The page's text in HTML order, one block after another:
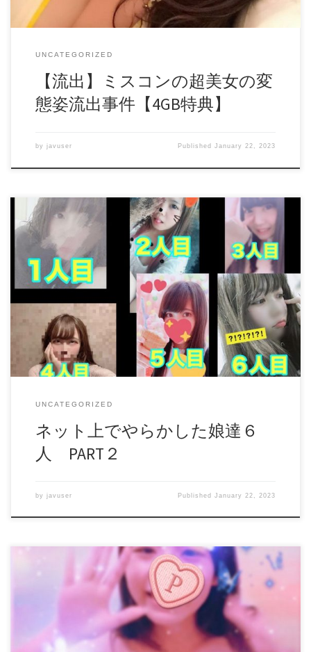
daofile509141.rar – 310.5 MB509142.rar – 189.8 MB509143.rar – 1.4
GB
UNCATEGORIZED
【流出】ミスコンの超美女の変
態姿流出事件【4GB特典】
by javuser PublishedJanuary 22, 2023
ネット上でやらかした娘達６人 PART２ 前回ご紹介したネ
ット上でやらかした娘達の第二弾！！ TikTokやInstagramなど
で華やかな日常をUP している娘達・・ その一方で、裏アカ
を使い顔がバレないように 淫らな行為を繰り返し配信・・
その中で、顔バレしている６人の動画をご覧下さい。。。
＊１８歳以上のモデルを使用したシチュエーション作品です
by LAXDUSER240558ZSO daofile903257.mp4 – 307.9 MB
UNCATEGORIZED
ネット上でやらかした娘達６
人 PART２
by javuser PublishedJanuary 22, 2023
６６８S９９分ZIPファイル 本編９９分zipファイル カートに
入れるから購入後、販売者よりのメッセージからお受け取り
ください 予告なく削除等が御座いますので、購入・ダウン
ロードはお早めにお願いします 御覧頂きありがとうござい